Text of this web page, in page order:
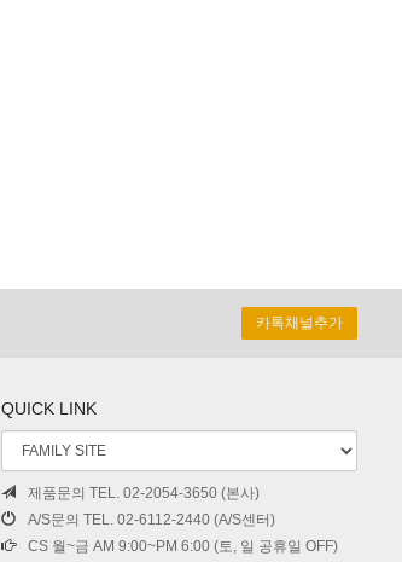
카톡채널추가
QUICK LINK
제품문의 TEL. 02-2054-3650 (본사)
A/S문의 TEL. 02-6112-2440 (A/S센터)
CS 월~금 AM 9:00~PM 6:00 (토, 일 공휴일 OFF)